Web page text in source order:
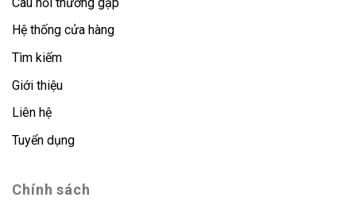
Hệ thống cửa hàng
Tìm kiếm
Giới thiệu
Liên hệ
Tuyển dụng
Chính sách